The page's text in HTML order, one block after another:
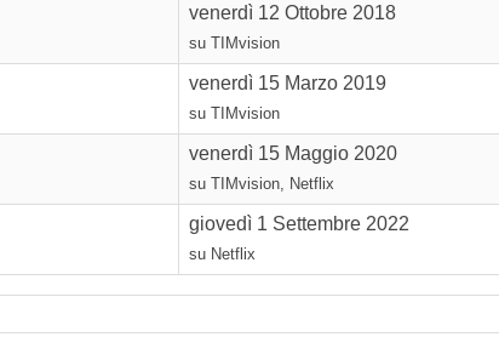
venerdì 12 Ottobre 2018
su TIMvision
venerdì 15 Marzo 2019
su TIMvision
venerdì 15 Maggio 2020
su TIMvision, Netflix
giovedì 1 Settembre 2022
su Netflix